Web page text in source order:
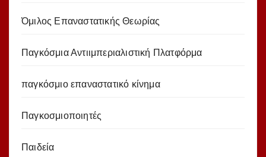
Όμιλος Επαναστατικής Θεωρίας
Παγκόσμια Αντιιμπεριαλιστική Πλατφόρμα
παγκόσμιο επαναστατικό κίνημα
Παγκοσμιοποιητές
Παιδεία